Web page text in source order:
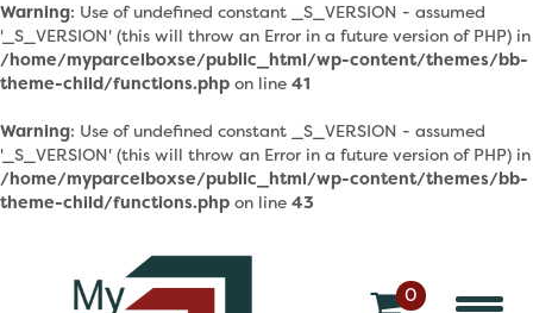
Warning: Use of undefined constant _S_VERSION - assumed
'_S_VERSION' (this will throw an Error in a future version of PHP) in
/home/myparcelboxse/public_html/wp-content/themes/bb-
theme-child/functions.php on line 41
Warning: Use of undefined constant _S_VERSION - assumed
'_S_VERSION' (this will throw an Error in a future version of PHP) in
/home/myparcelboxse/public_html/wp-content/themes/bb-
theme-child/functions.php on line 43
0